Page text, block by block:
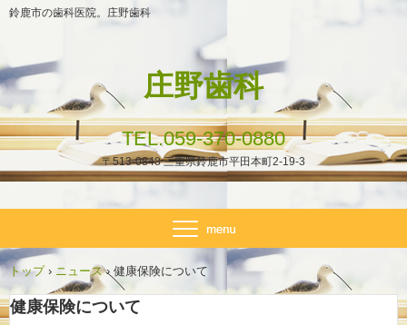
庄野歯科
鈴鹿市の歯科医院。庄野歯科
TEL.059-370-0880
〒513-0848 三重県鈴鹿市平田本町2-19-3
トップ › ニュース › 健康保険について
健康保険について